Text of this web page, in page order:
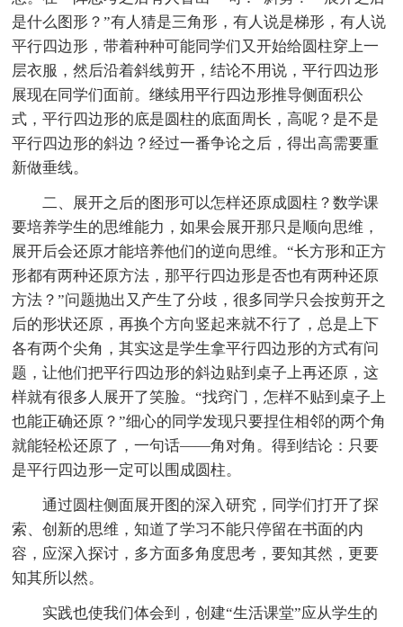
是什么图形？”有人猜是三角形，有人说是梯形，有人说
平行四边形，带着种种可能同学们又开始给圆柱穿上一
层衣服，然后沿着斜线剪开，结论不用说，平行四边形
展现在同学们面前。继续用平行四边形推导侧面积公
式，平行四边形的底是圆柱的底面周长，高呢？是不是
平行四边形的斜边？经过一番争论之后，得出高需要重
新做垂线。
二、展开之后的图形可以怎样还原成圆柱？数学课
要培养学生的思维能力，如果会展开那只是顺向思维，
展开后会还原才能培养他们的逆向思维。“长方形和正方
形都有两种还原方法，那平行四边形是否也有两种还原
方法？”问题抛出又产生了分歧，很多同学只会按剪开之
后的形状还原，再换个方向竖起来就不行了，总是上下
各有两个尖角，其实这是学生拿平行四边形的方式有问
题，让他们把平行四边形的斜边贴到桌子上再还原，这
样就有很多人展开了笑脸。“找窍门，怎样不贴到桌子上
也能正确还原？”细心的同学发现只要捏住相邻的两个角
就能轻松还原了，一句话——角对角。得到结论：只要
是平行四边形一定可以围成圆柱。
通过圆柱侧面展开图的深入研究，同学们打开了探
索、创新的思维，知道了学习不能只停留在书面的内
容，应深入探讨，多方面多角度思考，要知其然，更要
知其所以然。
实践也使我们体会到，创建“生活课堂”应从学生的